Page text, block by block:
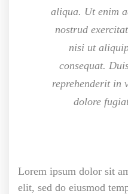
aliqua. Ut enim
nostrud
nisi ut
consequat.
reprehenderit in
dolore
Lorem ipsum dolor sit
elit, sed do eiusmod